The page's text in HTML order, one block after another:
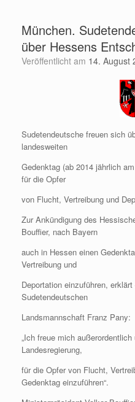
springenMünchen.
über Hessens
Veröffentlicht am 14. August
Sudetendeutsche freuen sich
landesweiten
Gedenktag (ab 2014 jährlich
für die Opfer
von Flucht, Vertreibung und
Zur Ankündigung des
Bouffier, nach Bayern
auch in Hessen einen
Vertreibung und
Deportation einzuführen,
Sudetendeutschen
Landsmannschaft Franz Pany:
„Ich freue mich
Landesregierung,
für die Opfer von Flucht,
Gedenktag einzuführen“.